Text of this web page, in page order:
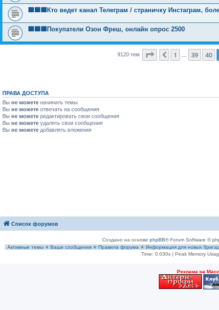
🟩🟩🟩Кто ведет канал Телеграм / страничку Инстаграм,
🟩🟩🟩Покупатели Озон Фреш, онлайн опрос 2500
9120 тем Страница 41из 365
Пред.
1 39 40
ПРАВА ДОСТУПА
Вы не можете начинать темы
Вы не можете отвечать на сообщения
Вы не можете редактировать свои сообщения
Вы не можете удалять свои сообщения
Вы не можете добавлять вложения
Список форумов
Создано на основе phpBB® Forum Software ©
Активные темы ✭ Ваши сообщения ✭ Правила форума ✭ Информация для новых
Time: 0.030s| Peak Memory
Рeклама на